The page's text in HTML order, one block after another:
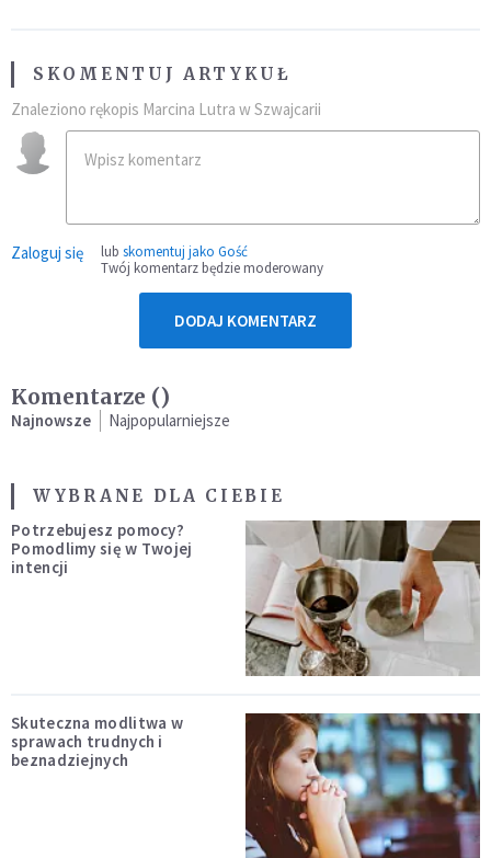
SKOMENTUJ ARTYKUŁ
Znaleziono rękopis Marcina Lutra w Szwajcarii
Zaloguj się lub skomentuj jako Gość
Twój komentarz będzie moderowany
DODAJ KOMENTARZ
Komentarze ()
Najnowsze Najpopularniejsze
WYBRANE DLA CIEBIE
Potrzebujesz pomocy?
Pomodlimy się w Twojej
intencji
Skuteczna modlitwa w
sprawach trudnych i
beznadziejnych